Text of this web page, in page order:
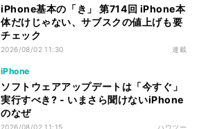
iPhone基本の「き」 第714回 iPhone本
体だけじゃない、サブスクの値上げも要
チェック
2026/08/02 11:30 連載
iPhone
ソフトウェアアップデートは「今すぐ」
実行すべき? - いまさら聞けないiPhone
のなぜ
2026/08/02 11:15 ハウツー